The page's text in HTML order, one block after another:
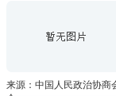
来源：中国人民政治协商